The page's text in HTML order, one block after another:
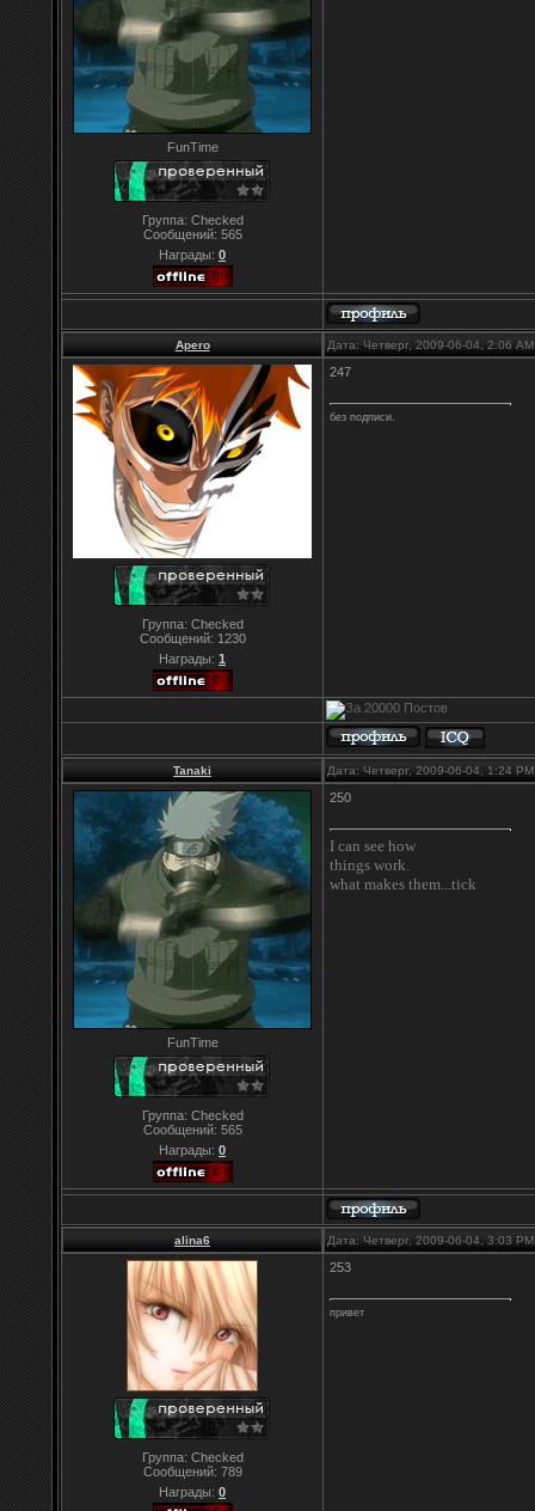
FunTime
Группа: Checked
Сообщений: 565
Награды: 0
Apero Дата: Четверг, 2009-06-04, 2:06
Группа: Checked
Сообщений: 1230
Награды: 1
247
без подписи.
Tanaki Дата: Четверг, 2009-06-04, 1:24
FunTime
Группа: Checked
Сообщений: 565
Награды: 0
250
I can see how
things work.
what makes them...tick
alina6 Дата: Четверг, 2009-06-04, 3:03
Группа: Checked
Сообщений: 789
Награды: 0
253
привет